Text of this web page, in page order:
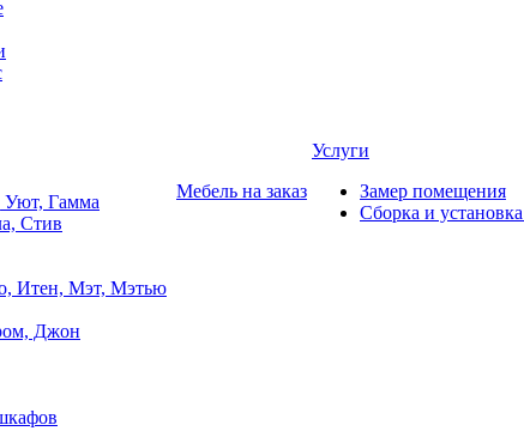
Гамма
Стив
Итен, Мэт, Мэтью
Джон
Мебель на заказ
Услуги
Замер помещения
Сборка и